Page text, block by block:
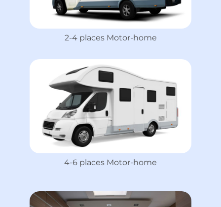
2-4 places Motor-home
4-6 places Motor-home